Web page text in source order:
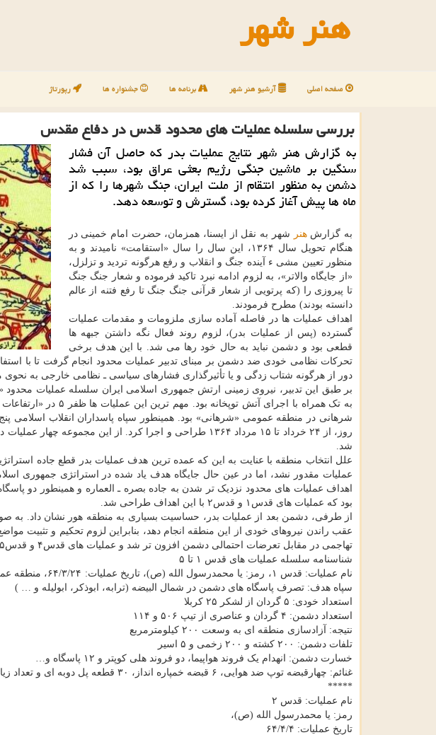
هنر شهر
صفحه اصلی آرشیو هنر شهر برنامه ها جشنواره ها رپورتاژ
بررسی سلسله عملیات های محدود قدس در دفاع مقدس
به گزارش هنر شهر نتایج عملیات بدر که حاصل آن فشار
سنگین بر ماشین جنگی رژیم بعثی عراق بود، سبب شد
دشمن به منظور انتقام از ملت ایران، جنگ شهرها را که از
ماه ها پیش آغاز کرده بود، گسترش و توسعه دهد.
به گزارشهنر
شهر به نقل از ایسنا، همزمان، حضرت امام خمینی در
هنگام تحویل سال ۱۳۶۴، این سال را سال «استقامت» نامیدند و به
منظور تعیین مشی ء آینده جنگ و انقلاب و رفع هرگونه تردید و تزلزل،
«از جایگاه والاتر»، به لزوم ادامه نبرد تاکید فرموده و شعار جنگ جنگ
تا پیروزی را (که پرتویی از شعار قرآنی جنگ جنگ تا رفع فتنه از عالم
دانسته بودند) مطرح فرمودند.
اهداف عملیات ها در فاصله آماده سازی ملزومات و مقدمات عملیات
گسترده (پس از عملیات بدر)، لزوم روند فعال نگه داشتن جبهه ها
قطعی بود و دشمن نباید به حال خود رها می شد. با این هدف برخی
دور از هرگونه شتاب زدگی و یا تأثیرگذاری فشارهای سیاسی ـ نظامی خارجی به
بر طبق این تدبیر، نیروی زمینی ارتش جمهوری اسلامی ایران سلسله عملیات
به تک همراه با اجرای آتش
روز، از ۲۴ خرداد تا ۱۵ مرداد ۱۳۶۴ طراحی و اجرا کرد. از این
شد.
علل انتخاب منطقه با عنایت به این که عمده ترین هدف عملیات بدر قطع جاده
عملیات مقدور نشد، اما در عین حال جایگاه هدف یاد شده در استراتژی جمهوری
اهداف عملیات های محدود نزدیک تر شدن به جاده بصره ـ العماره و همینطور دو
بود که عملیات های قدس۱ و قدس۲ با این اهداف طراحی شد.
از طرفی، دشمن بعد از عملیات بدر، حساسیت بسیاری به منطقه هور نشان داد.
عقب راندن نیروهای خودی از این منطقه انجام دهد، بنابراین لزوم تحکیم و تثبیت
تهاجمی در مقابل تعرضات احتمالی دشمن افزون تر شد و عملیات های قدس۴ و قدس۵ با این اهداف به اجرا درآمد.
شناسنامه سلسله عملیات های قدس ۱ تا ۵
نام عملیات: قدس ۱،
سپاه هدف: تصرف پاسگاه های دشمن در شمال البیضه (ترابه، ابوذکر، ابولیله و … )
استعداد خودی: ۵ گردان از لشکر ۲۵ کربلا
استعداد دشمن: ۴ گردان و عناصری از تیپ ۵۰۶ و ۱۱۴
نتیجه: آزادسازی منطقه ای به وسعت ۲۰۰ کیلومترمربع
تلفات دشمن: ۲۰۰ کشته و ۲۰۰ زخمی و ۵ اسیر
خسارت دشمن: انهدام یک فروند هواپیما، دو فروند هلی کوپتر و ۱۲ پاسگاه و…
غنائم: چهارقبضه توپ ضد هوایی، ۶ قبضه خمپاره انداز، ۳۰ قطعه پل دوبه ای و تعداد زیادی سلاح سبک
*****
نام عملیات: قدس ۲
رمز: یا محمدرسول الله (ص)،
تاریخ عملیات: ۶۴/۴/۴